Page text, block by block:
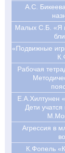
А.С.
Малых С.Б. «Я
«Подвижные
Рабочая
Е.А.Хилтунен
Дети
Агрессия в
К.Фопель